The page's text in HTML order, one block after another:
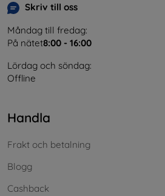
Skriv till oss
Måndag till fredag:
På nätet8:00 - 16:00
Lördag och söndag:
Offline
Handla
Frakt och betalning
Blogg
Cashback